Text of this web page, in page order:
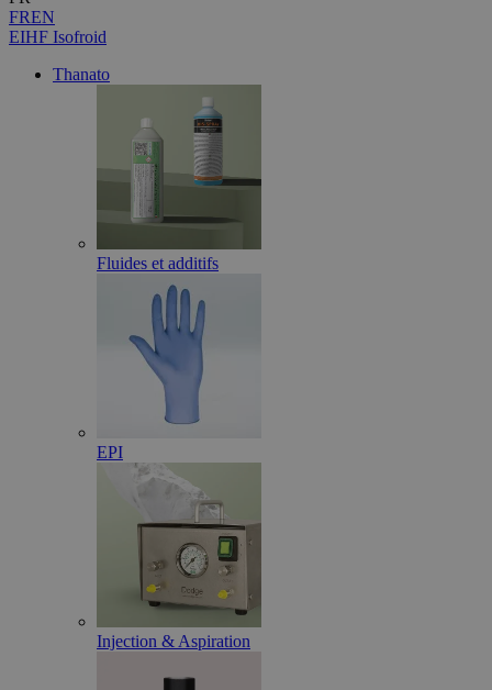
FREN
EIHF Isofroid
Thanato
Fluides et additifs
EPI
Injection & Aspiration